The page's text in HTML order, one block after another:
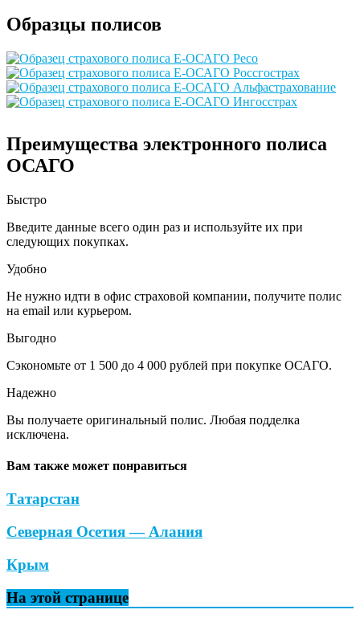
Образцы полисов
Преимущества электронного полиса
ОСАГО
Быстро
Введите данные всего один раз и используйте их при
следующих покупках.
Удобно
Не нужно идти в офис страховой компании, получите полис
на email или курьером.
Выгодно
Сэкономьте от 1 500 до 4 000 рублей при покупке ОСАГО.
Надежно
Вы получаете оригинальный полис. Любая подделка
исключена.
Вам также может понравиться
Татарстан
Северная Осетия — Алания
Крым
На этой странице